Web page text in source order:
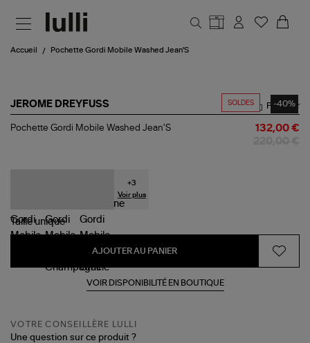
Accueil Pochette Gordi Mobile Washed Jean'S
SOLDES -40%
JEROME DREYFUSS
Pochette
Partager
Pochette Gordi Mobile Washed Jean'S 132,00 €
+3
Voir plus
Tailleunique
AJOUTER AU PANIER
VOIR DISPONIBILITÉ EN BOUTIQUE
VOTRE CONSEILLÈRE LULLI
Une question sur ce produit ?